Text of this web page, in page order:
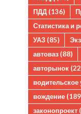
ПДД (136)
Статистика и
УАЗ (85)
автоваз (88)
авторынок
водительское
вождение
законопроект